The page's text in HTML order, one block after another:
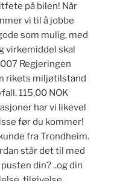
på bilen! Når
vi til å jobbe
som mulig, med
virkemiddel skal
Regjeringen
rikets miljøtilstand
115,00 NOK
har vi likevel
før du kommer!
fra Trondheim.
står det til med
din? ..og din